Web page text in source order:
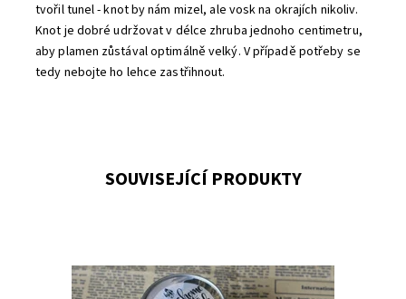
tvořil tunel - knot by nám mizel, ale vosk na okrajích nikoliv.
Knot je dobré udržovat v délce zhruba jednoho centimetru,
aby plamen zůstával optimálně velký. V případě potřeby se
tedy nebojte ho lehce zastřihnout.
SOUVISEJÍCÍ PRODUKTY
Svěží limeta a lehce nasládlé mango.